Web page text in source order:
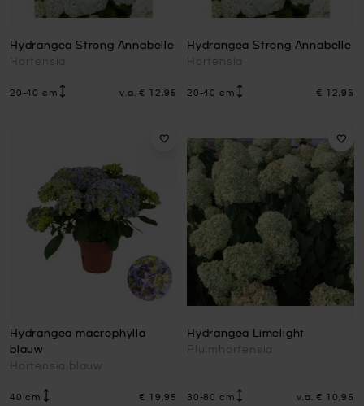
Hydrangea Strong Annabelle
Hortensia
20-40 cm v.a. € 12,95
Hydrangea Strong Annabelle
Hortensia
20-40 cm € 12,95
Hydrangea macrophylla
blauw
Hortensia blauw
40 cm € 19,95
Hydrangea Limelight
Pluimhortensia
30-80 cm v.a. € 10,95